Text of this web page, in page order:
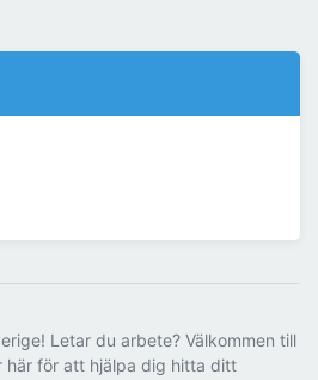
Letar du arbete? Välkommen till
här för att hjälpa dig hitta ditt